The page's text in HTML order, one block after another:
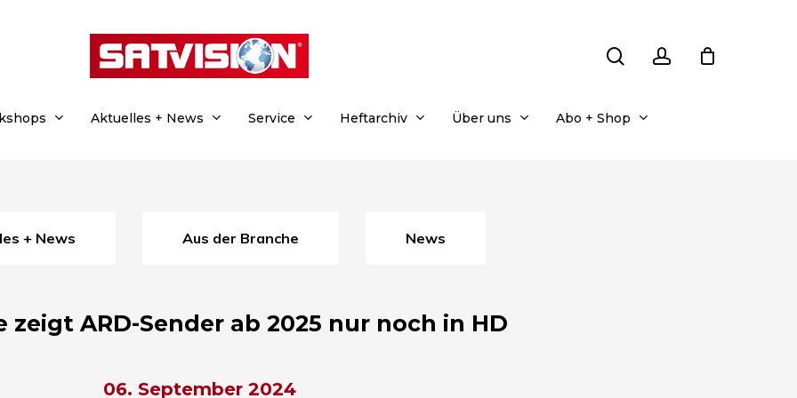
Aktuelles + News Service Heftarchiv Über uns Abo + Shop
+ News Aus der Branche News
zeigt ARD-Sender ab 2025 nur noch in HD
06. September 2024